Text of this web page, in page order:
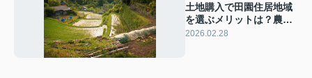
土地購入で田園住居地域
を選ぶメリットは？農地
転用の可否も解説
2026.02.28